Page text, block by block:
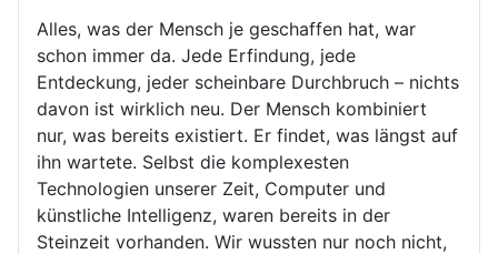
Alles, was der Mensch je geschaffen hat, war
schon immer da. Jede Erfindung, jede
Entdeckung, jeder scheinbare Durchbruch – nichts
davon ist wirklich neu. Der Mensch kombiniert
nur, was bereits existiert. Er findet, was längst auf
ihn wartete. Selbst die komplexesten
Technologien unserer Zeit, Computer und
künstliche Intelligenz, waren bereits in der
Steinzeit vorhanden. Wir wussten nur noch nicht,